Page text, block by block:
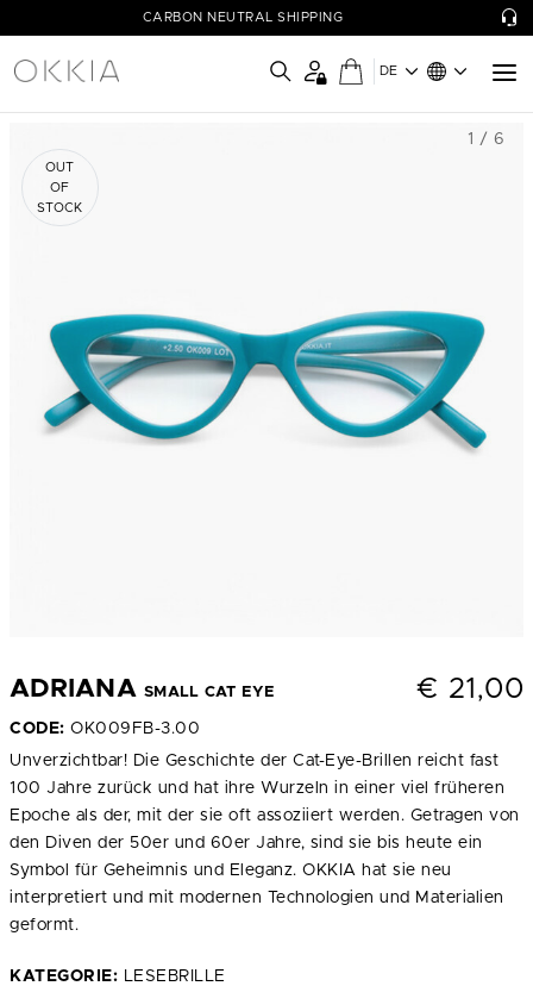
CARBON NEUTRAL SHIPPING
DE
OUT
OF
STOCK
1 / 6
ADRIANA SMALL CAT EYE € 21,00
CODE: OK009FB-3.00
Unverzichtbar! Die Geschichte der Cat-Eye-Brillen reicht fast
100 Jahre zurück und hat ihre Wurzeln in einer viel früheren
Epoche als der, mit der sie oft assoziiert werden. Getragen von
den Diven der 50er und 60er Jahre, sind sie bis heute ein
Symbol für Geheimnis und Eleganz. OKKIA hat sie neu
interpretiert und mit modernen Technologien und Materialien
geformt.
KATEGORIE: LESEBRILLE